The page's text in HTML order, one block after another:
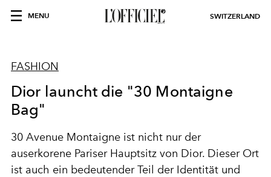
MENU SWITZERLAND
FASHION
Dior launcht die "30 Montaigne
Bag"
30 Avenue Montaigne ist nicht nur der
auserkorene Pariser Hauptsitz von Dior. Dieser Ort
ist auch ein bedeutender Teil der Identität und